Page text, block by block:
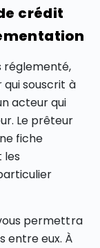
crédit
réglementé,
souscrit à
acteur qui
Le prêteur
fiche
les
permettra
entre eux. À